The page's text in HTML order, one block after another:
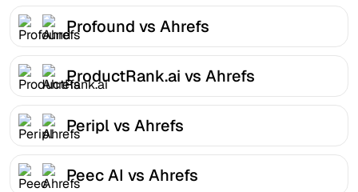
Profound vs Ahrefs
ProductRank.ai vs Ahrefs
Peripl vs Ahrefs
Peec AI vs Ahrefs